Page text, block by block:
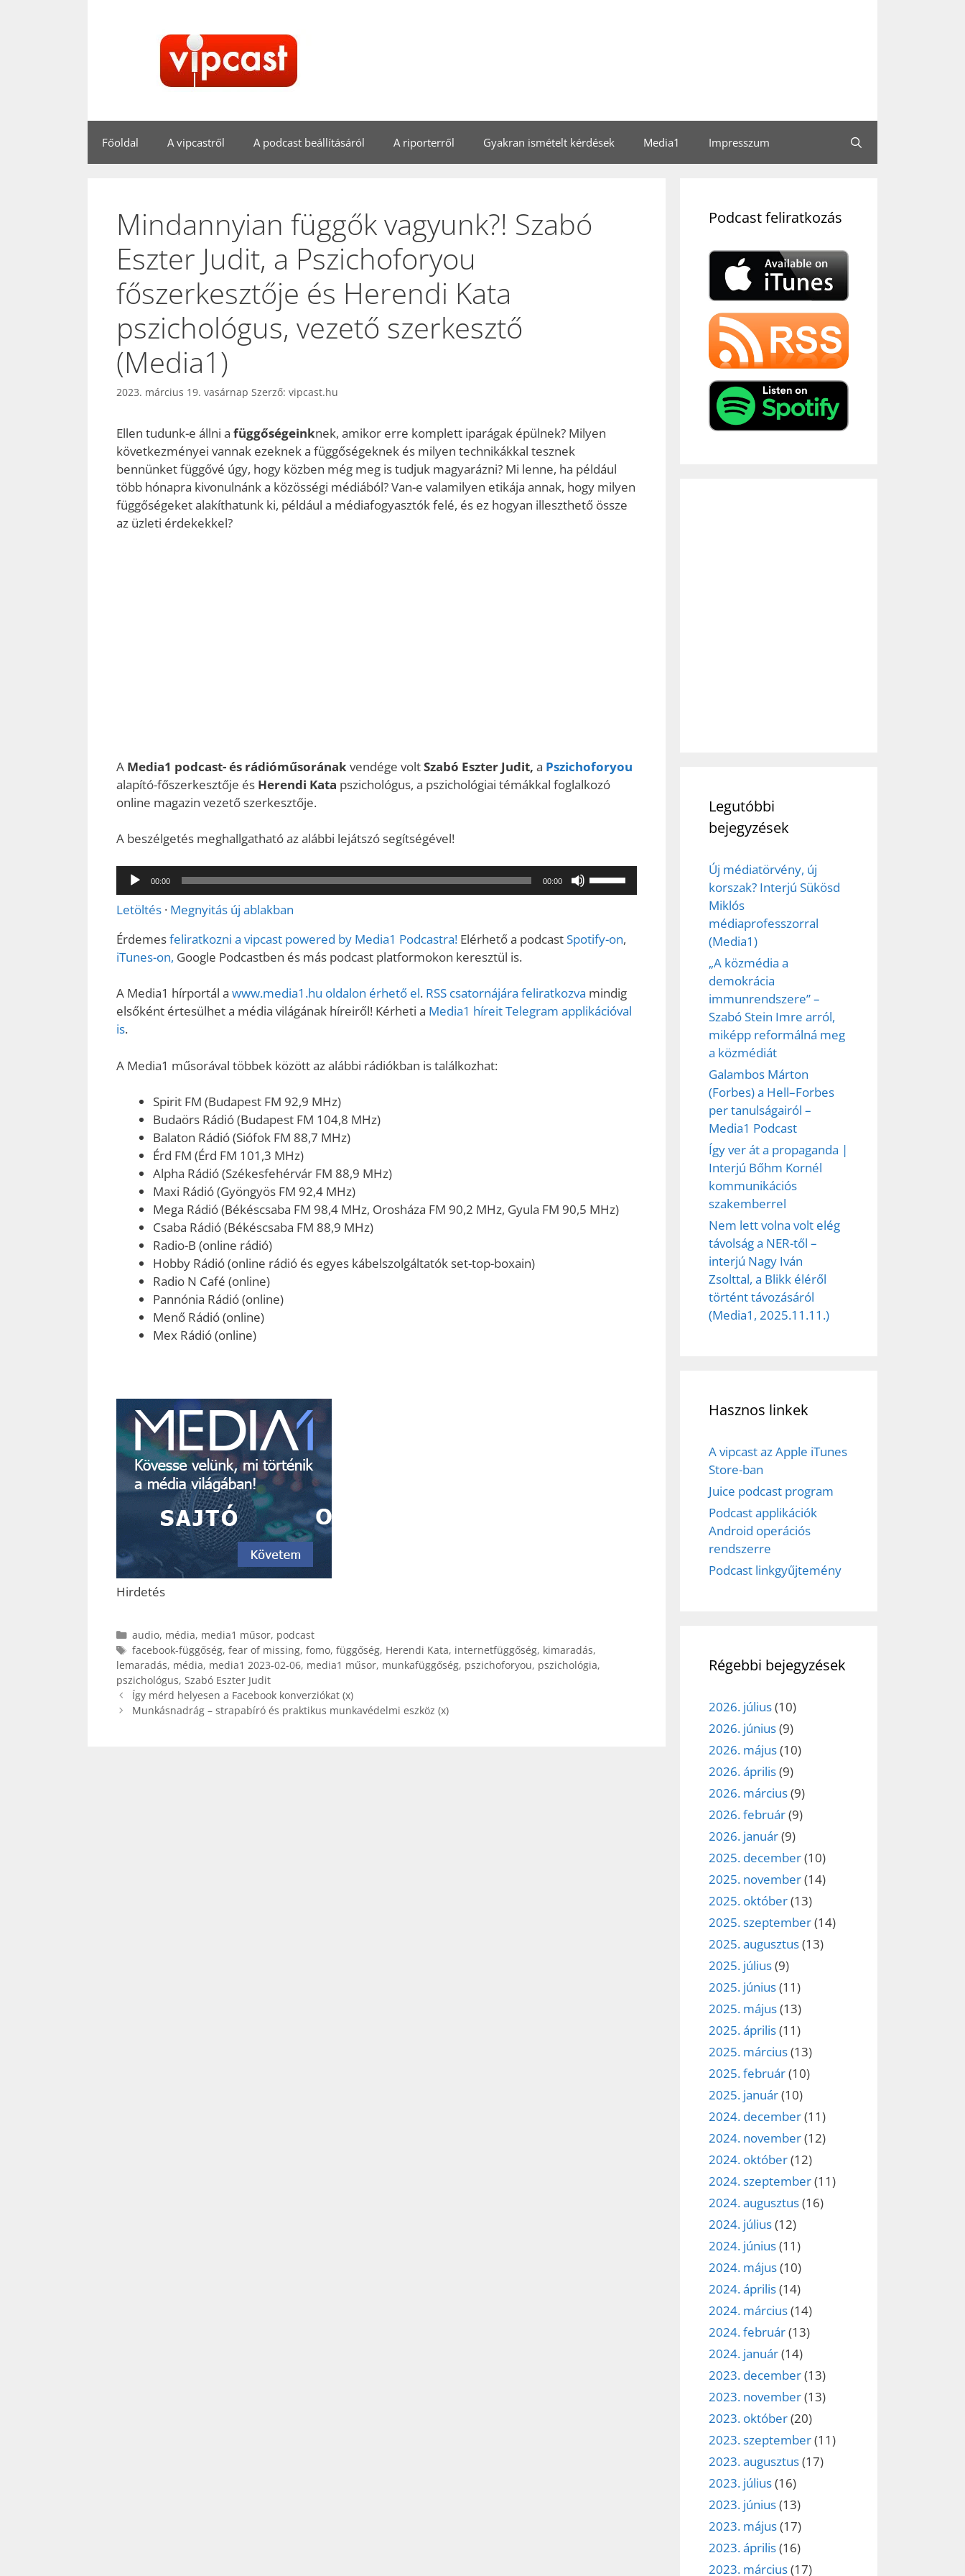
Főoldal A vipcastről A podcast beállításáról A riporterről Gyakran ismételt kérdések Media1 Impresszum
Mindannyian függők vagyunk?! Szabó
Eszter Judit, a Pszichoforyou
főszerkesztője és Herendi Kata
pszichológus, vezető szerkesztő
(Media1)
2023. március 19. vasárnap Szerző: vipcast.hu
Ellen tudunk-e állni a függőségeinknek, amikor erre komplett iparágak épülnek? Milyen
következményei vannak ezeknek a függőségeknek és milyen technikákkal tesznek
bennünket függővé úgy, hogy közben még meg is tudjuk magyarázni? Mi lenne, ha például
több hónapra kivonulnánk a közösségi médiából? Van-e valamilyen etikája annak, hogy milyen
függőségeket alakíthatunk ki, például a médiafogyasztók felé, és ez hogyan illeszthető össze
az üzleti érdekekkel?
A Media1 podcast- és rádióműsoránakvendége voltSzabó Eszter Judit, a Pszichoforyou
alapító-főszerkesztője és Herendi Kata pszichológus, a pszichológiai témákkal foglalkozó
online magazin vezető szerkesztője.
A beszélgetés meghallgatható az alábbi lejátszó segítségével!
Audió
lejátszó
00:00 00:00
hangerő
csökkentéséhez
billentyűket
kell
Letöltés · Megnyitás új ablakban
Érdemesfeliratkozni a vipcast powered by Media1 Podcastra! Elérhető a podcastSpotify-on,
iTunes-on, Google Podcastben és más podcast platformokon keresztül is.
A Media1 hírportál a www.media1.hu oldalon érhető el. RSS csatornájára feliratkozva mindig
elsőként értesülhet a média világának híreiről! Kérheti a Media1 híreit Telegram applikációval
is.
A Media1 műsorával többek között az alábbi rádiókban is találkozhat:
Spirit FM (Budapest FM 92,9 MHz)
Budaörs Rádió (Budapest FM 104,8 MHz)
Balaton Rádió (Siófok FM 88,7 MHz)
Érd FM (Érd FM 101,3 MHz)
Alpha Rádió (Székesfehérvár FM 88,9 MHz)
Maxi Rádió (Gyöngyös FM 92,4 MHz)
Mega Rádió (Békéscsaba FM 98,4 MHz, Orosháza FM 90,2 MHz, Gyula FM 90,5 MHz)
Csaba Rádió (Békéscsaba FM 88,9 MHz)
Radio-B (online rádió)
Hobby Rádió (online rádió és egyes kábelszolgáltatók set-top-boxain)
Radio N Café (online)
Pannónia Rádió (online)
Menő Rádió (online)
Mex Rádió (online)
Hirdetés
Kategória
audio, média, media1 műsor, podcast
Címkék
facebook-függőség, fear of missing, fomo, függőség, Herendi Kata, internetfüggőség, kimaradás,
lemaradás, média, media1 2023-02-06, media1 műsor, munkafüggőség, pszichoforyou, pszichológia,
pszichológus, Szabó Eszter Judit
Így mérd helyesen a Facebook konverziókat (x)
Munkásnadrág – strapabíró és praktikus munkavédelmi eszköz (x)
Podcast feliratkozás
Legutóbbi
bejegyzések
Új médiatörvény, új
korszak? Interjú Sükösd
Miklós
médiaprofesszorral
(Media1)
„A közmédia a
demokrácia
immunrendszere” –
Szabó Stein Imre arról,
miképp reformálná meg
a közmédiát
Galambos Márton
(Forbes) a Hell–Forbes
per tanulságairól –
Media1 Podcast
Így ver át a propaganda |
Interjú Bőhm Kornél
kommunikációs
szakemberrel
Nem lett volna volt elég
távolság a NER-től –
interjú Nagy Iván
Zsolttal, a Blikk éléről
történt távozásáról
(Media1, 2025.11.11.)
Hasznos linkek
A vipcast az Apple iTunes
Store-ban
Juice podcast program
Podcast applikációk
Android operációs
rendszerre
Podcast linkgyűjtemény
Régebbi bejegyzések
2026. július(10)
2026. június(9)
2026. május(10)
2026. április(9)
2026. március(9)
2026. február(9)
2026. január(9)
2025. december(10)
2025. november(14)
2025. október(13)
2025. szeptember(14)
2025. augusztus(13)
2025. július(9)
2025. június(11)
2025. május(13)
2025. április(11)
2025. március(13)
2025. február(10)
2025. január(10)
2024. december(11)
2024. november(12)
2024. október(12)
2024. szeptember(11)
2024. augusztus(16)
2024. július(12)
2024. június(11)
2024. május(10)
2024. április(14)
2024. március(14)
2024. február(13)
2024. január(14)
2023. december(13)
2023. november(13)
2023. október(20)
2023. szeptember(11)
2023. augusztus(17)
2023. július(16)
2023. június(13)
2023. május(17)
2023. április(16)
2023. március(17)